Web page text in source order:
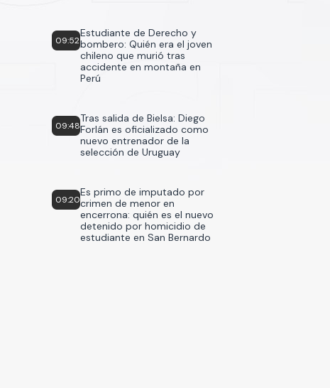
09:52
Estudiante de Derecho y
bombero: Quién era el joven
chileno que murió tras
accidente en montaña en
Perú
09:48
Tras salida de Bielsa: Diego
Forlán es oficializado como
nuevo entrenador de la
selección de Uruguay
09:20
Es primo de imputado por
crimen de menor en
encerrona: quién es el nuevo
detenido por homicidio de
estudiante en San Bernardo